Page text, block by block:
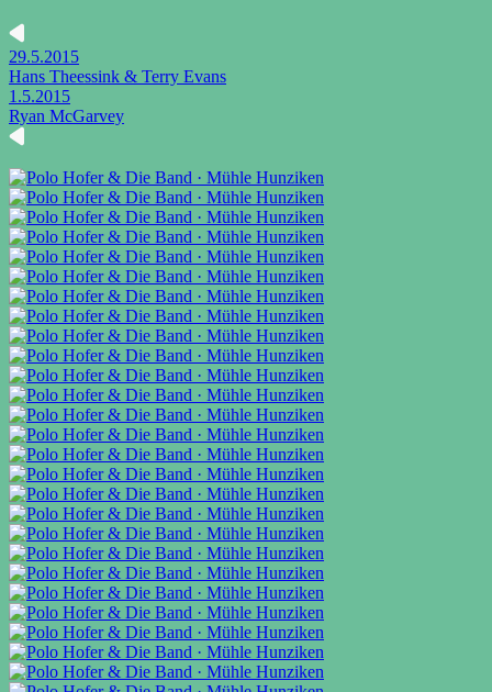
29.5.2015
Hans Theessink & Terry Evans
1.5.2015
Ryan McGarvey